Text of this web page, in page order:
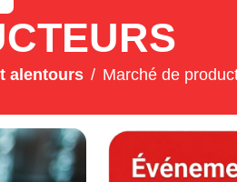
alentours Marché de